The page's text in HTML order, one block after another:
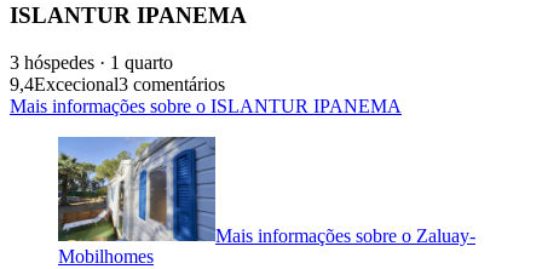
ISLANTUR IPANEMA
3 hóspedes · 1 quarto
9,4Excecional3 comentários
Mais informações sobre o ISLANTUR IPANEMA
Mais informações sobre o Zaluay-
Mobilhomes